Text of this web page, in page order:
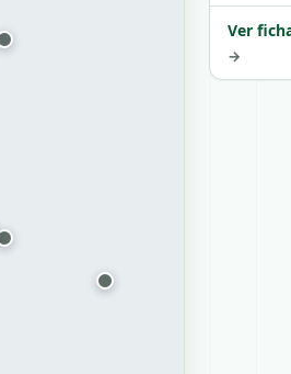
Ver
→